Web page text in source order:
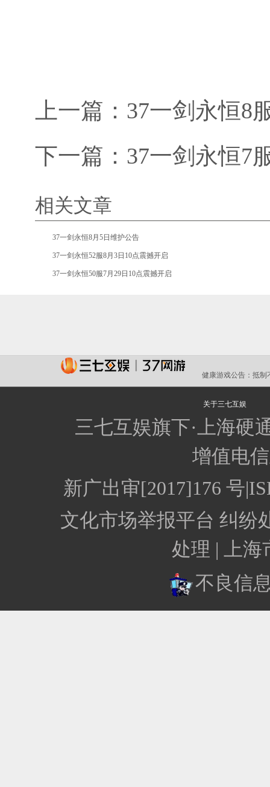
上一篇： 37一剑永恒8
下一篇： 37一剑永恒7
相关文章
37一剑永恒8月5日维护公告
37一剑永恒52服8月3日10点震撼开启
37一剑永恒50服7月29日10点震撼开启
健康游戏公告： 抵制
关于三七互娱
三七互娱旗下·上海硬
增值电
新广出审[2017]176 号
文化市场举报平台 纠纷
处理 |
上
不良信